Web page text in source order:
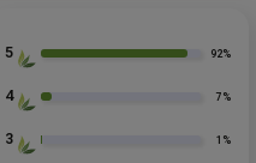
5 92%
4 7%
3 1%